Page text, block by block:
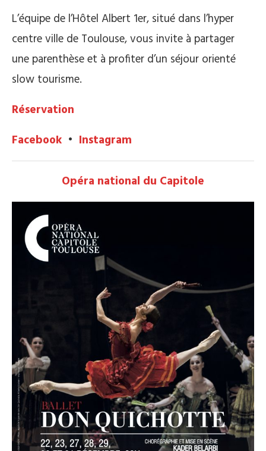
L’équipe de l’Hôtel Albert 1er, situé dans l’hyper
centre ville de Toulouse, vous invite à partager
une parenthèse et à profiter d’un séjour orienté
slow tourisme.
Réservation
Facebook • Instagram
Opéra national du Capitole